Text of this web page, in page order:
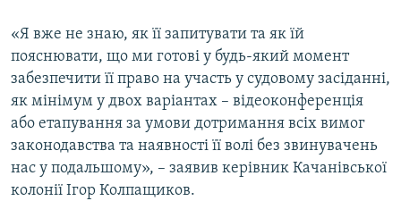
«Я вже не знаю, як її запитувати та як їй
пояснювати, що ми готові у будь-який момент
забезпечити її право на участь у судовому засіданні,
як мінімум у двох варіантах – відеоконференція
або етапування за умови дотримання всіх вимог
законодавства та наявності її волі без звинувачень
нас у подальшому», – заявив керівник Качанівської
колонії Ігор Колпащиков.